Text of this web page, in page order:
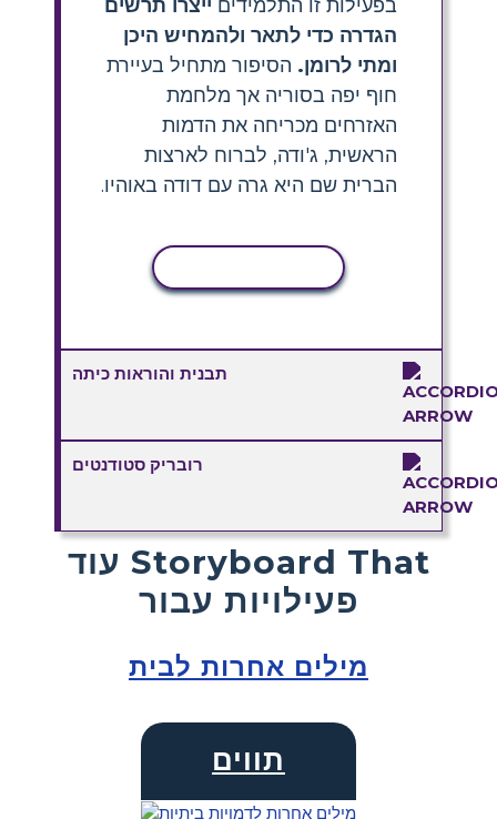
בפעילות זו התלמידים ייצרו תרשים
הגדרה כדי לתאר ולהמחיש היכן
ומתי לרומן. הסיפור מתחיל בעיירת
חוף יפה בסוריה אך מלחמת
האזרחים מכריחה את הדמות
הראשית, ג'ודה, לברוח לארצות
הברית שם היא גרה עם דודה באוהיו.
תבנית והוראות כיתה
רובריק סטודנטים
עוד Storyboard That
פעילויות עבור
מילים אחרות לבית
תווים